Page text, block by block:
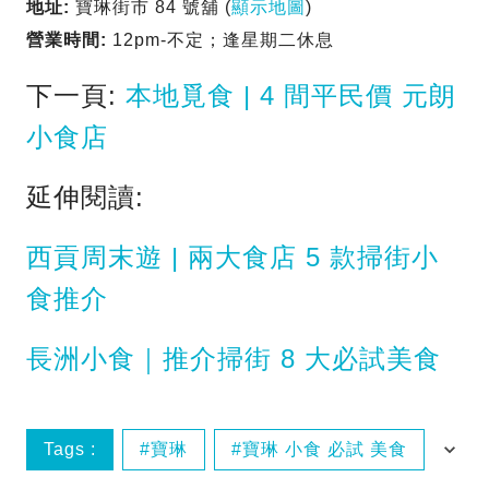
地址: 寶琳街市 84 號舖 (顯示地圖 )
營業時間: 12pm-不定；逢星期二休息
下一頁: 本地覓食 | 4 間平民價 元朗
小食店
延伸閱讀:
西貢周末遊 | 兩大食店 5 款掃街小
食推介
長洲小食｜推介掃街 8 大必試美食
Tags : 寶琳 寶琳 小食 必試 美食